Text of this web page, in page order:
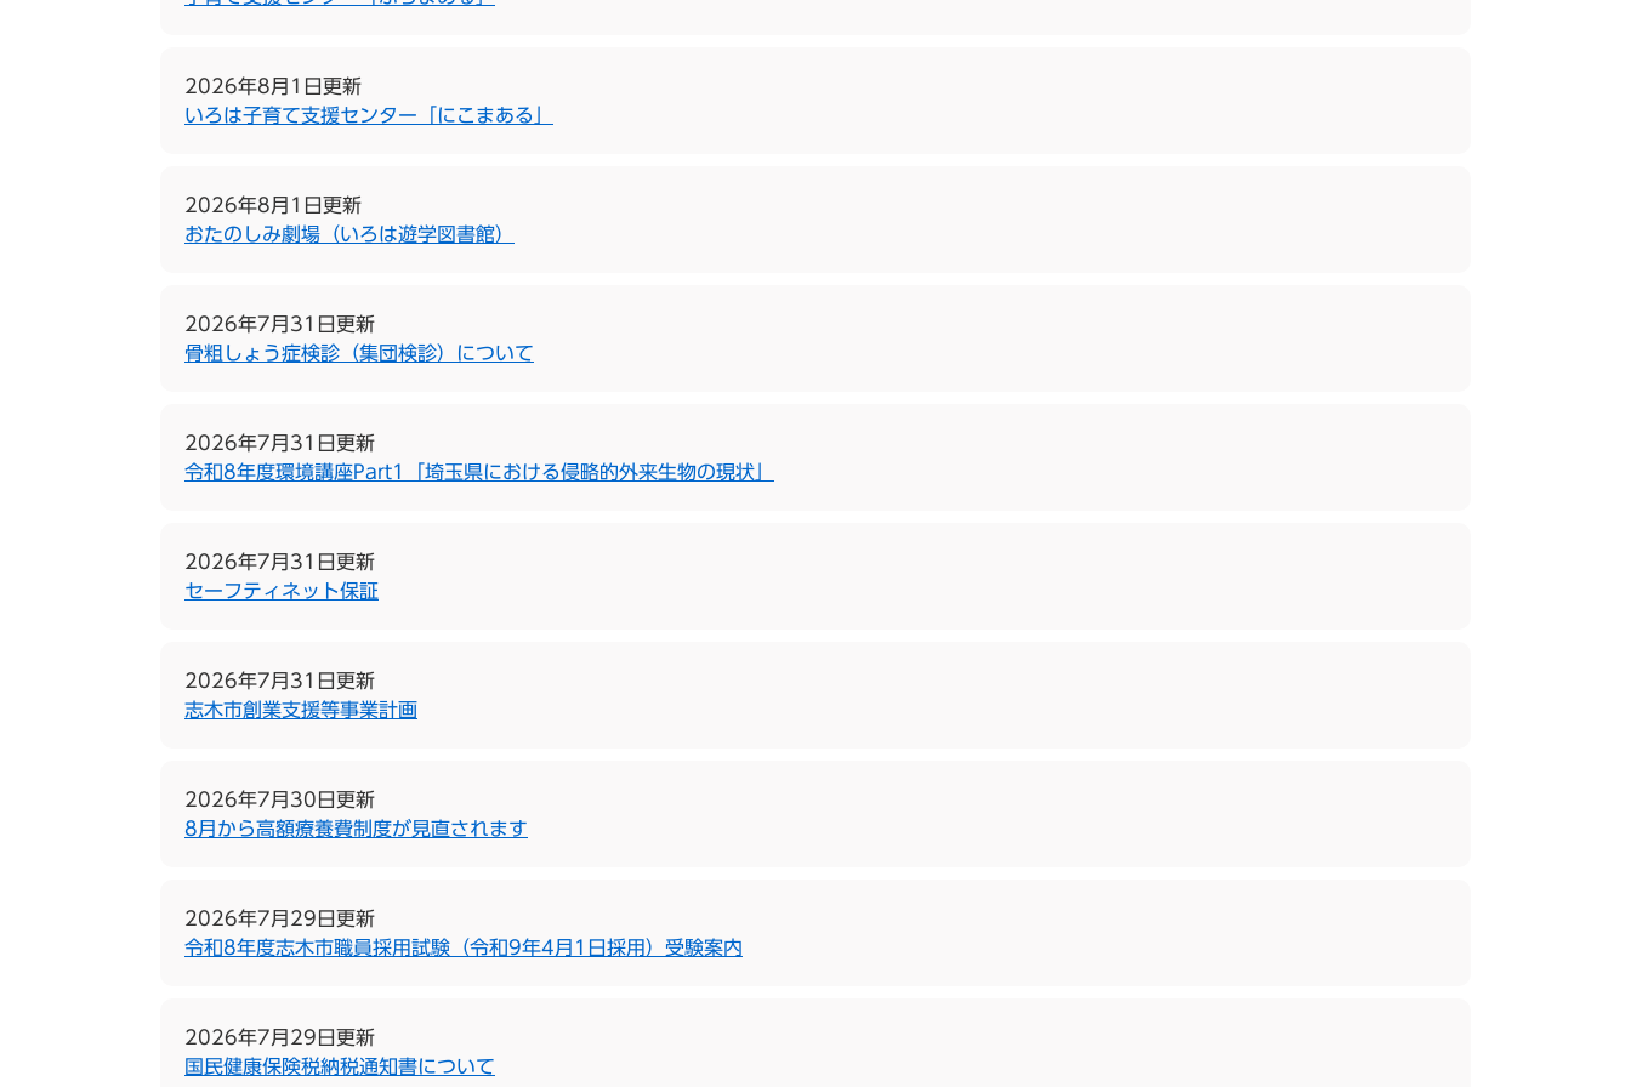
2026年8月1日更新
いろは子育て支援センター「にこまある」
2026年8月1日更新
おたのしみ劇場（いろは遊学図書館）
2026年7月31日更新
骨粗しょう症検診（集団検診）について
2026年7月31日更新
令和8年度環境講座Part1「埼玉県における侵略的外来生物の現状」
2026年7月31日更新
セーフティネット保証
2026年7月31日更新
志木市創業支援等事業計画
2026年7月30日更新
8月から高額療養費制度が見直されます
2026年7月29日更新
令和8年度志木市職員採用試験（令和9年4月1日採用）受験案内
2026年7月29日更新
国民健康保険税納税通知書について